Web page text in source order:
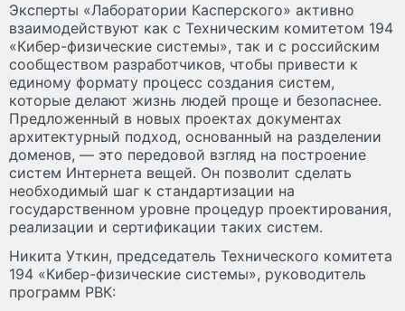
Эксперты «Лаборатории Касперского» активно
взаимодействуют как с Техническим комитетом 194
«Кибер-физические системы», так и с российским
сообществом разработчиков, чтобы привести к
единому формату процесс создания систем,
которые делают жизнь людей проще и безопаснее.
Предложенный в новых проектах документах
архитектурный подход, основанный на разделении
доменов, — это передовой взгляд на построение
систем Интернета вещей. Он позволит сделать
необходимый шаг к стандартизации на
государственном уровне процедур проектирования,
реализации и сертификации таких систем.
Никита Уткин, председатель Технического комитета
194 «Кибер-физические системы», руководитель
программ РВК: